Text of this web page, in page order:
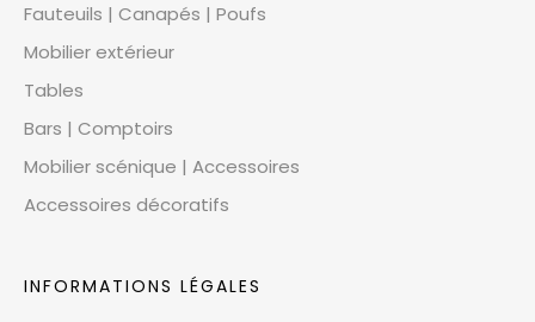
Fauteuils | Canapés | Poufs
Mobilier extérieur
Tables
Bars | Comptoirs
Mobilier scénique | Accessoires
Accessoires décoratifs
INFORMATIONS LÉGALES